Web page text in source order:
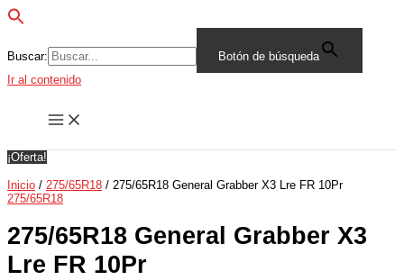
Buscar:
Botón de búsqueda
Ir al contenido
¡Oferta!
Inicio / 275/65R18 / 275/65R18 General Grabber X3 Lre FR 10Pr
275/65R18
275/65R18 General Grabber X3
Lre FR 10Pr